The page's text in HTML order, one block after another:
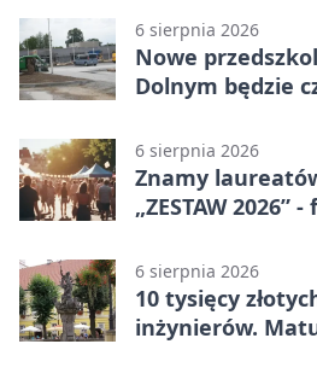
6 sierpnia 2026
Nowe
Dolnym będzie
6 sierpnia 2026
Znamy
„ZESTAW
6 sierpnia 2026
10 tysięcy
inżynierów.